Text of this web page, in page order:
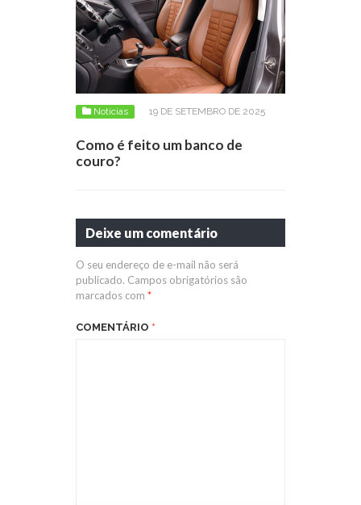
Notícias 19 DE SETEMBRO DE 2025
Como é feito um banco de
couro?
Deixe um comentário
O seu endereço de e-mail não será
publicado. Campos obrigatórios são
marcados com *
COMENTÁRIO *